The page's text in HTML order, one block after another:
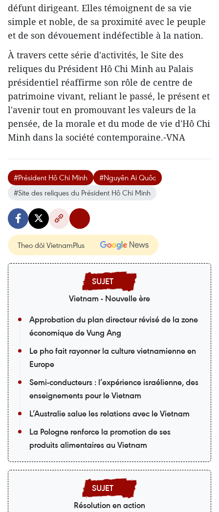
défunt dirigeant. Elles témoignent de sa vie
simple et noble, de sa proximité avec le peuple
et de son dévouement indéfectible à la nation.
À travers cette série d'activités, le Site des
reliques du Président Hô Chi Minh au Palais
présidentiel réaffirme son rôle de centre de
patrimoine vivant, reliant le passé, le présent et
l'avenir tout en promouvant les valeurs de la
pensée, de la morale et du mode de vie d'Hô Chi
Minh dans la société contemporaine.-VNA
#Président Hô Chi Minh
#Nguyên Ai Quôc
#Site des reliques du Président Hô Chi Minh
Theo dõi VietnamPlus
Vietnam - Nouvelle ère
Approbation du plan directeur révisé de la zone
économique de Vung Ang
Le pho fait rayonner la culture vietnamienne en
Europe
Semi-conducteurs : l’expérience israélienne, des
enseignements pour le Vietnam
L’Australie salue les relations avec le Vietnam
La Pologne renforce la promotion de ses
produits alimentaires au Vietnam
Résolution en action